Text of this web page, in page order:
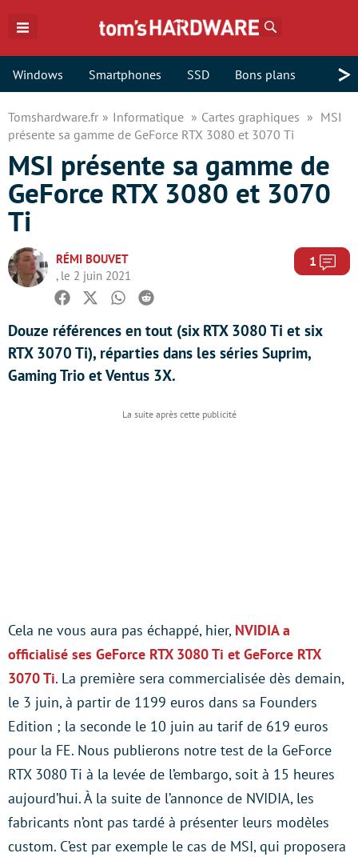
Windows Smartphones SSD Bons plans >
Tomshardware.fr Informatique Cartes graphiques
MSI
présente sa gamme de GeForce RTX 3080 et 3070 Ti
MSI présente sa gamme de
GeForce RTX 3080 et 3070
Ti
RÉMI BOUVET
, le 2 juin 2021
1
Facebook
TwitterWhatsapp
Reddit
Douze références en tout (six RTX 3080 Ti et six
RTX 3070 Ti), réparties dans les séries Suprim,
Gaming Trio et Ventus 3X.
Cela ne vous aura pas échappé, hier, NVIDIA a
officialisé ses GeForce RTX 3080 Ti et GeForce RTX
3070 Ti. La première sera commercialisée dès demain,
le 3 juin, à partir de 1199 euros dans sa Founders
Edition ; la seconde le 10 juin au tarif de 619 euros
pour la FE. Nous publierons notre test de la GeForce
RTX 3080 Ti à la levée de l’embargo, soit à 15 heures
aujourd’hui. À la suite de l’annonce de NVIDIA, les
fabricants n’ont pas tardé à présenter leurs modèles
custom. C’est par exemple le cas de MSI, qui proposera